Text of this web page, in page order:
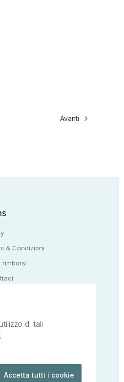
Avanti
& Condizioni
rimborsi
e
di tali
Accetta tutti i cookie